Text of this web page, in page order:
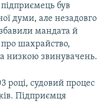
був
думи, але незадовго
мандата й
шахрайство,
низкою звинувачень.
році, судовий процес
Підприємця